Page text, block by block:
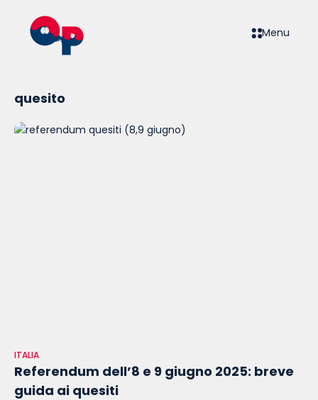
Menu
quesito
ITALIA
Referendum dell’8 e 9 giugno 2025: breve
guida ai quesiti